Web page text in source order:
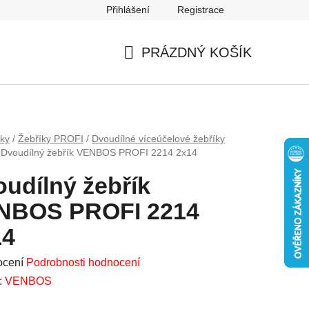
Přihlášení Registrace
PRÁZDNÝ KOŠÍK
/ Žebříky PROFI / Dvoudílné víceúčelové žebříky
Dvoudílný žebřík VENBOS PROFI 2214 2x14
žebřík
PROFI 2214
Podrobnosti hodnocení
VENBOS